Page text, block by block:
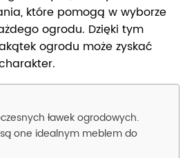
które pomogą w wyborze
ogrodu. Dzięki tym
ogrodu może zyskać
ławek ogrodowych.
one idealnym meblem do